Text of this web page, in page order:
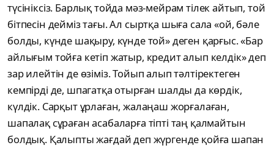
түсініксіз. Барлық тойда мәз-мейрам тілек айтып, той
бітпесін дейміз тағы. Ал сыртқа шыға сала «ой, бәле
болды, күнде шақыру, күнде той» деген қарғыс. «Бар
айлығым тойға кетіп жатыр, кредит алып келдік» деп
зар илейтін де өзіміз. Тойып алып тәлтіректеген
кемпірді де, шпагатқа отырған шалды да көрдік,
күлдік. Сарқыт ұрлаған, жалаңаш жорғалаған,
шапалақ сұраған асабаларға тіпті таң қалмайтын
болдық. Қалыпты жағдай деп жүргенде қойға шапан